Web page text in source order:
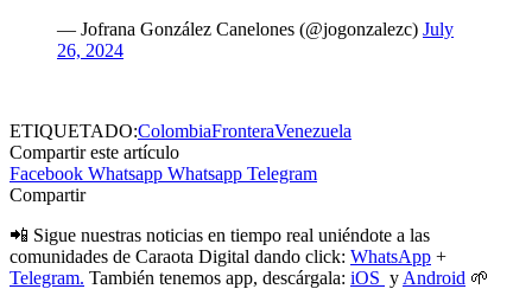
— Jofrana González Canelones (@jogonzalezc) July
26, 2024
ETIQUETADO:ColombiaFronteraVenezuela
Compartir este artículo
Facebook Whatsapp Whatsapp Telegram
Compartir
📲 Sigue nuestras noticias en tiempo real uniéndote a las
comunidades de Caraota Digital dando click: WhatsApp +
Telegram. También tenemos app, descárgala: iOS y Android 🌱